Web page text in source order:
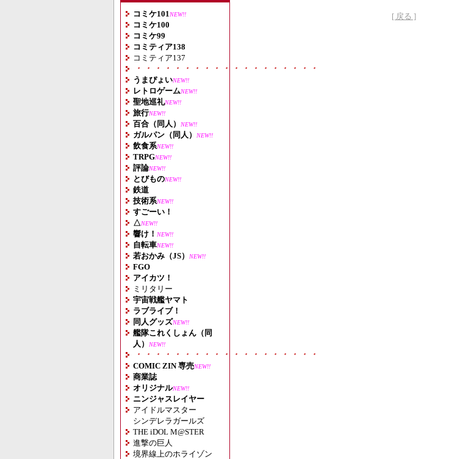
コミケ101 NEW!!
コミケ100
コミケ99
コミティア138
コミティア137
・・・・・・・・・・・・・・・・・・・
うまぴょいNEW!!
レトロゲームNEW!!
聖地巡礼NEW!!
旅行NEW!!
百合（同人） NEW!!
ガルパン（同人） NEW!!
飲食系NEW!!
TRPGNEW!!
評論NEW!!
とびものNEW!!
鉄道
技術系NEW!!
すごーい！
△NEW!!
響け！ NEW!!
自転車NEW!!
若おかみ（JS） NEW!!
FGO
アイカツ！
ミリタリー
宇宙戦艦ヤマト
ラブライブ！
同人グッズNEW!!
艦隊これくしょん（同
人）
NEW!!
・・・・・・・・・・・・・・・・・・・
COMIC ZIN 専売NEW!!
商業誌
オリジナルNEW!!
ニンジャスレイヤー
アイドルマスター
シンデレラガールズ
THE iDOL M@STER
進撃の巨人
境界線上のホライゾン
[ 戻る ]